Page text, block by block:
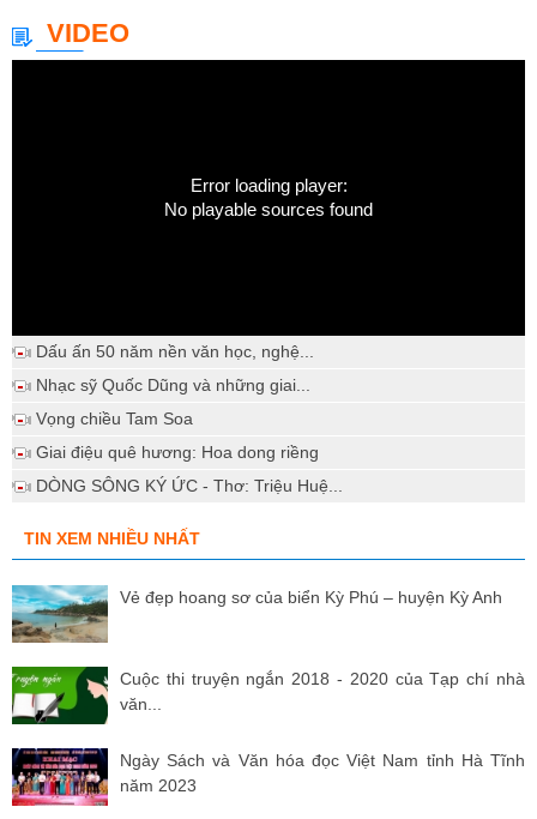
VIDEO
Error loading player:
No playable sources found
Dấu ấn 50 năm nền văn học, nghệ...
Nhạc sỹ Quốc Dũng và những giai...
Vọng chiều Tam Soa
Giai điệu quê hương: Hoa dong riềng
DÒNG SÔNG KÝ ỨC - Thơ: Triệu Huệ...
TIN XEM NHIỀU NHẤT
Vẻ đẹp hoang sơ của biển Kỳ Phú – huyện Kỳ Anh
Cuộc thi truyện ngắn 2018 - 2020 của Tạp chí nhà
văn...
Ngày Sách và Văn hóa đọc Việt Nam tỉnh Hà Tĩnh
năm 2023